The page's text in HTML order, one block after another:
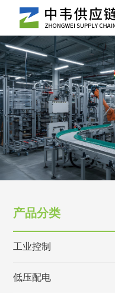
产品分类
工业控制
低压配电